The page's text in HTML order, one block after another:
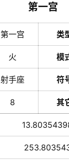
第一宫
第一宫 类
火 模
射手座 符
8 其